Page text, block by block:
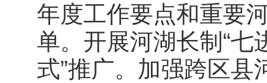
年度工作要点和重要
单。开展河湖长制“七
式”推广。加强跨区